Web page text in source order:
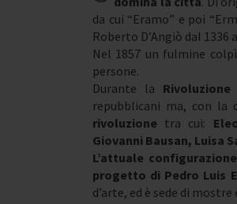
da cui “Eramo” e poi
Roberto D’Angiò dal
Nel 1857 un fulmine
persone.
Durante la
repubblicani ma, con la
rivoluzione tra cui:
Giovanni Bausan, Luisa
L’attuale
progetto di Pedro Luis
d’arte, ed è sede di